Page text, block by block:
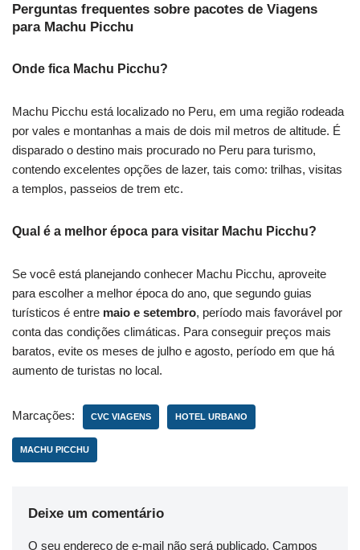
Perguntas frequentes sobre pacotes de Viagens
para Machu Picchu
Onde fica Machu Picchu?
Machu Picchu está localizado no Peru, em uma região rodeada
por vales e montanhas a mais de dois mil metros de altitude. É
disparado o destino mais procurado no Peru para turismo,
contendo excelentes opções de lazer, tais como: trilhas, visitas
a templos, passeios de trem etc.
Qual é a melhor época para visitar Machu Picchu?
Se você está planejando conhecer Machu Picchu, aproveite
para escolher a melhor época do ano, que segundo guias
turísticos é entre maio e setembro, período mais favorável por
conta das condições climáticas. Para conseguir preços mais
baratos, evite os meses de julho e agosto, período em que há
aumento de turistas no local.
Marcações: CVC VIAGENS HOTEL URBANO
MACHU PICCHU
Deixe um comentário
O seu endereço de e-mail não será publicado. Campos